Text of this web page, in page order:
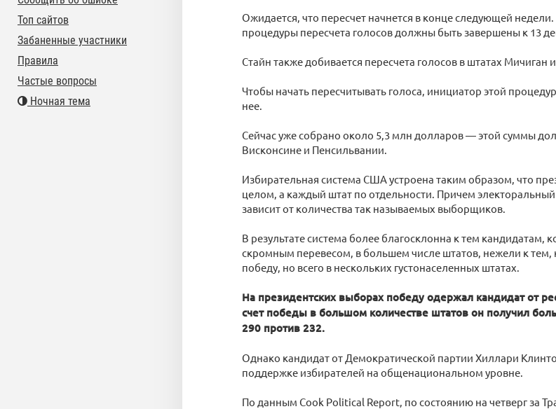
Ожидается, что пересчет начнется в конце следующей
процедуры пересчета голосов должны быть завершены к 13
Стайн также добивается пересчета голосов в штатах Мичиган
Чтобы начать пересчитывать голоса, инициатор этой
нее.
Сейчас уже собрано около 5,3 млн долларов — этой суммы
Висконсине и Пенсильвании.
Избирательная система США устроена таким образом, что
целом, а каждый штат по отдельности. Причем
зависит от количества так называемых выборщиков.
В результате система более благосклонна к тем кандидатам,
скромным перевесом, в большем числе штатов, нежели к тем,
победу, но всего в нескольких густонаселенных штатах.
На президентских выборах победу одержал кандидат от
счет победы в большом количестве штатов он получил
290 против 232.
Однако кандидат от Демократической партии Хиллари
поддержке избирателей на общенациональном уровне.
По данным Cook Political Report, по состоянию на четверг за
Топ сайтов
Забаненные участники
Правила
Частые вопросы
Ночная тема